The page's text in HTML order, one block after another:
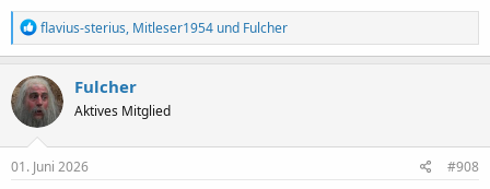
R
e
a
k
t
i
o
n
e
flavius-sterius, Mitleser1954 und Fulcher
Fulcher
Aktives Mitglied
01. Juni 2026 #908